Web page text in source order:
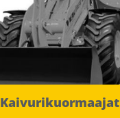
Kaivurikuormaajat